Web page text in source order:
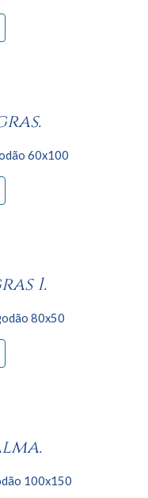
60x100
1.
80x50
100x150